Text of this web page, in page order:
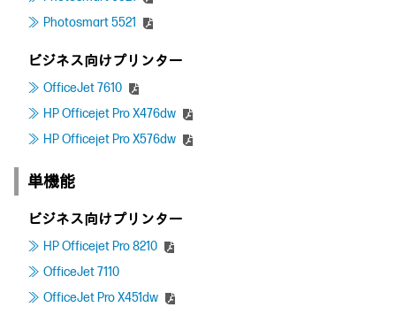
Photosmart 5521
ビジネス向けプリンター
OfficeJet 7610
HP Officejet Pro X476dw
HP Officejet Pro X576dw
単機能
ビジネス向けプリンター
HP Officejet Pro 8210
OfficeJet 7110
OfficeJet Pro X451dw